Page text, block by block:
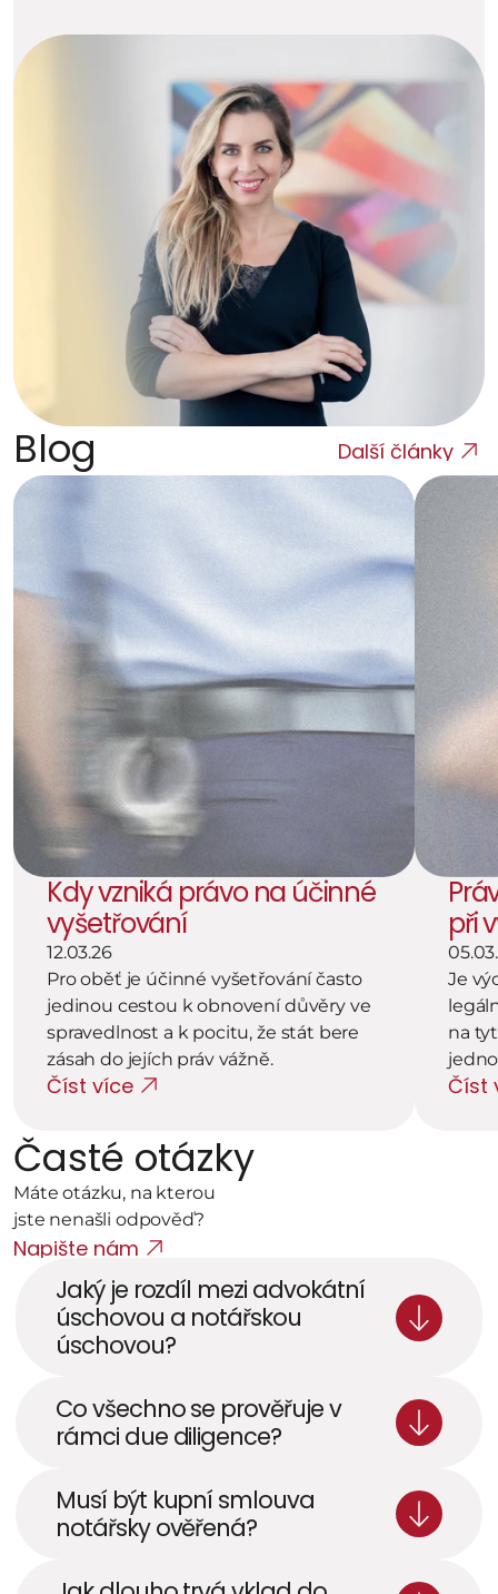
Blog Další články
Kdy vzniká právo na účinné
vyšetřování
12.03.26
Pro oběť je účinné vyšetřování často
jedinou cestou k obnovení důvěry ve
spravedlnost a k pocitu, že stát bere
zásah do jejích práv vážně.
Číst více
při
Je
na
Číst
Časté otázky
Máte otázku, na kterou
jste nenašli odpověď?
Napište nám
Jaký je rozdíl mezi advokátní
úschovou a notářskou
úschovou?
Co všechno se prověřuje v
rámci due diligence?
Musí být kupní smlouva
notářsky ověřená?